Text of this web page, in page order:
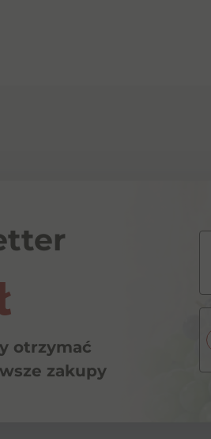
otrzymać
zakupy